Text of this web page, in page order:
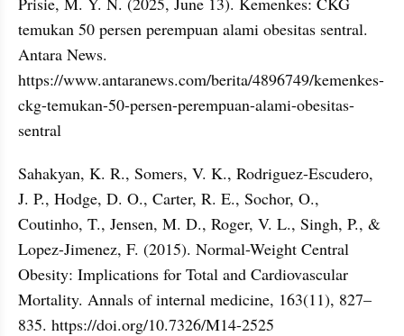
temukan 50 persen perempuan alami obesitas sentral.
Antara News.
https://www.antaranews.com/berita/4896749/kemenkes-
ckg-temukan-50-persen-perempuan-alami-obesitas-
sentral
Sahakyan, K. R., Somers, V. K., Rodriguez-Escudero,
J. P., Hodge, D. O., Carter, R. E., Sochor, O.,
Coutinho, T., Jensen, M. D., Roger, V. L., Singh, P., &
Lopez-Jimenez, F. (2015). Normal-Weight Central
Obesity: Implications for Total and Cardiovascular
Mortality. Annals of internal medicine, 163(11), 827–
835. https://doi.org/10.7326/M14-2525